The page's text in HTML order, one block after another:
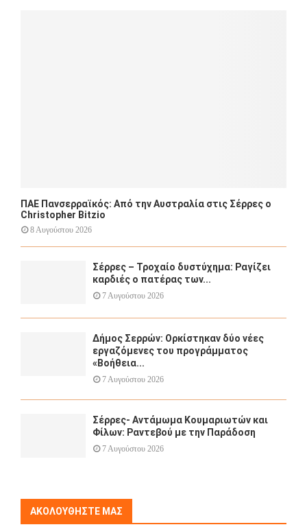
ΠΑΕ Πανσερραϊκός: Από την Αυστραλία στις Σέρρες ο
Christopher Bitzio
8 Αυγούστου 2026
Σέρρες – Τροχαίο δυστύχημα: Ραγίζει
καρδιές ο πατέρας των...
7 Αυγούστου 2026
Δήμος Σερρών: Ορκίστηκαν δύο νέες
εργαζόμενες του προγράμματος
«Βοήθεια...
7 Αυγούστου 2026
Σέρρες- Αντάμωμα Κουμαριωτών και
Φίλων: Ραντεβού με την Παράδοση
7 Αυγούστου 2026
ΑΚΟΛΟΥΘΉΣΤΕ ΜΑΣ